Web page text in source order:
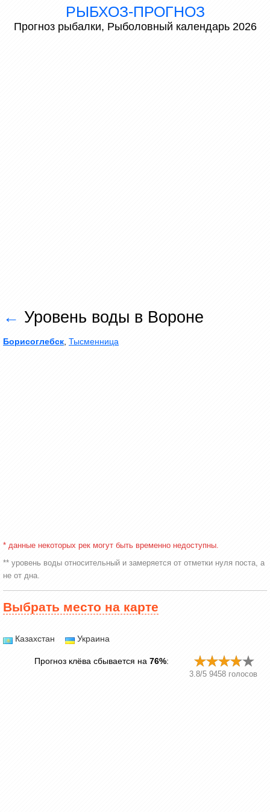
РЫБХОЗ-ПРОГНОЗ
Прогноз рыбалки, Рыболовный календарь 2026
← Уровень воды в Вороне
Борисоглебск Тысменница
* данные некоторых рек могут быть временно недоступны.
** уровень воды относительный и замеряется от отметки нуля поста, а
не от дна.
Выбрать место на карте
Казахстан Украина
Прогноз клёва сбывается на 76%:
3.8/5 9458 голосов